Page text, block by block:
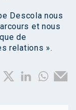
Descola nous
et nous
de
relations ».